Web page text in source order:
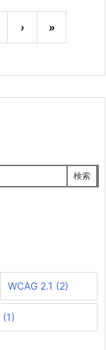
› »
WCAG 2.1 (2)
(1)